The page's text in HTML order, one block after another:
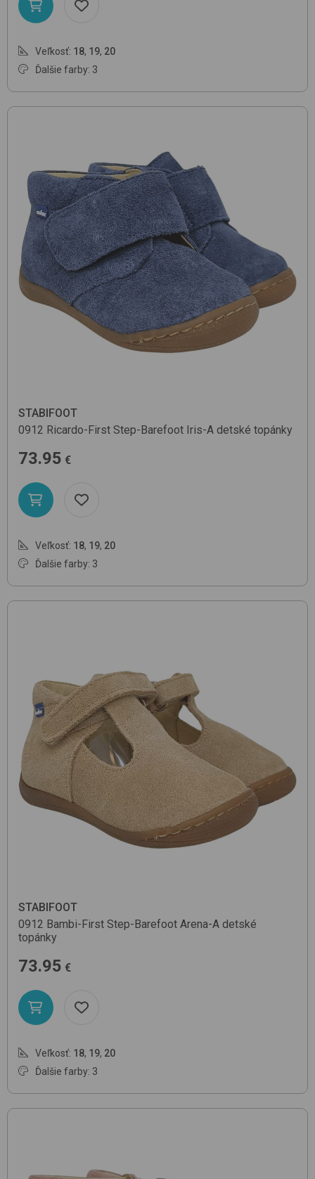
Veľkosť: 18, 19, 20
Ďalšie farby: 3
STABIFOOT
0912 Ricardo-First Step-Barefoot Iris-A detské topánky
73.95 €
Veľkosť: 18, 19, 20
Ďalšie farby: 3
STABIFOOT
0912 Bambi-First Step-Barefoot Arena-A detské
topánky
73.95 €
Veľkosť: 18, 19, 20
Ďalšie farby: 3